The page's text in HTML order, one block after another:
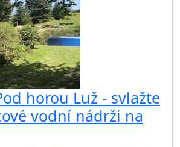
horou Luž - svlažte
vodní nádrži na